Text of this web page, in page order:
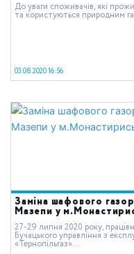
До уваги споживачів, які
та користуються природним
03.08.2020 16:56
Заміна шафового
Мазепи у
27-29 липня 2020 року,
Бучацького управління з
«Тернопільгаз»...